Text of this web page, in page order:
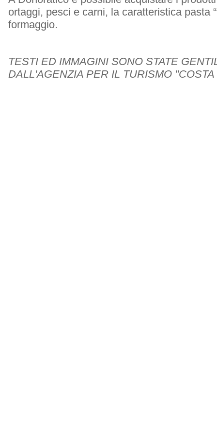
ortaggi, pesci e carni, la caratteristica pasta
formaggio.
TESTI ED IMMAGINI SONO STATE
DALL'AGENZIA PER IL TURISMO